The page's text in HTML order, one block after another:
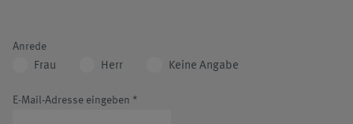
Anrede
Frau Herr Keine Angabe
E-Mail-Adresse eingeben *